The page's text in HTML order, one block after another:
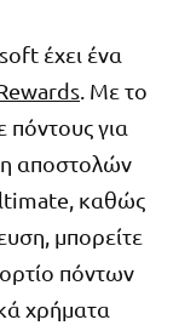
έχει ένα
. Με το
πόντους για
αποστολών
καθώς
μπορείτε
πόντων
χρήματα